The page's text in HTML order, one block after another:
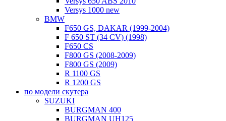
Versys 1000 new
BMW
F650 GS, DAKAR (1999-2004)
F 650 ST (34 CV) (1998)
F650 CS
F800 GS (2008-2009)
F800 GS (2009)
R 1100 GS
R 1200 GS
по модели скутера
SUZUKI
BURGMAN 400
BURGMAN UH125